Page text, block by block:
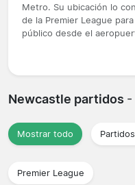
Metro. Su ubicación lo
de la Premier League
público desde el
Newcastle partidos -
Mostrar todo
Premier League